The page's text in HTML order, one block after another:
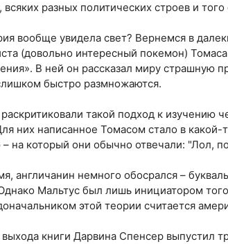
разных политических строев и
вообще увидела свет? Вернемся в
(довольно интересный покемон)
В ней он рассказал миру страшную
быстро размножаются.
такой подход к изучению
них написанное Томасом стало в
– на который они обычно отвечали: "Лол,
англичанин немного обосрался –
Мальтус был лишь инициатором
этой теории считается
книги Дарвина Спенсер выпустил